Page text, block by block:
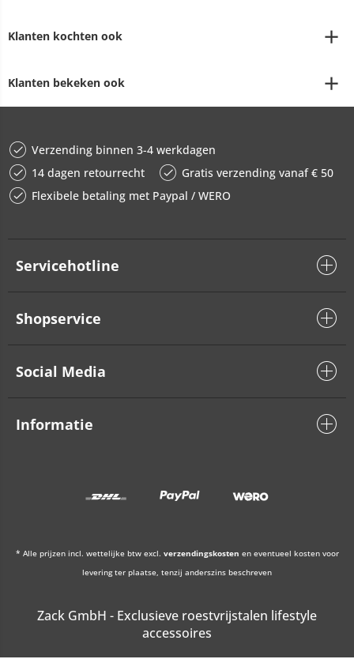
Klanten kochten ook
Klanten bekeken ook
Verzending binnen 3-4 werkdagen
14 dagen retourrecht
Gratis verzending vanaf € 50
Flexibele betaling met Paypal / WERO
Servicehotline
Shopservice
Social Media
Informatie
* Alle prijzen incl. wettelijke btw excl. verzendingskosten en eventueel kosten voor
levering ter plaatse, tenzij anderszins beschreven
Zack GmbH - Exclusieve roestvrijstalen lifestyle
accessoires